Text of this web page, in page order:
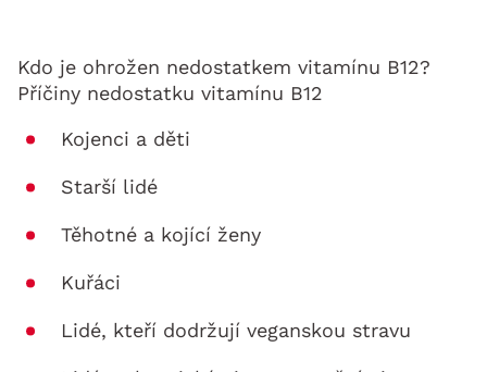
Kdo je ohrožen nedostatkem vitamínu B12?
Příčiny nedostatku vitamínu B12
Kojenci a děti
Starší lidé
Těhotné a kojící ženy
Kuřáci
Lidé, kteří dodržují veganskou stravu